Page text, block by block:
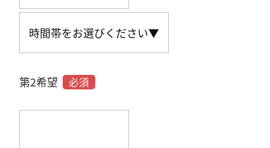
第2希望 必須